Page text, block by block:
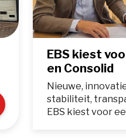
EBS kiest
en Consolid
Nieuwe,
stabiliteit,
EBS kiest voor